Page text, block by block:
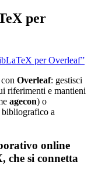
per
per Overleaf”
Overleaf: gestisci
riferimenti e mantieni
agecon) o
bibliografico a
online
che si connetta